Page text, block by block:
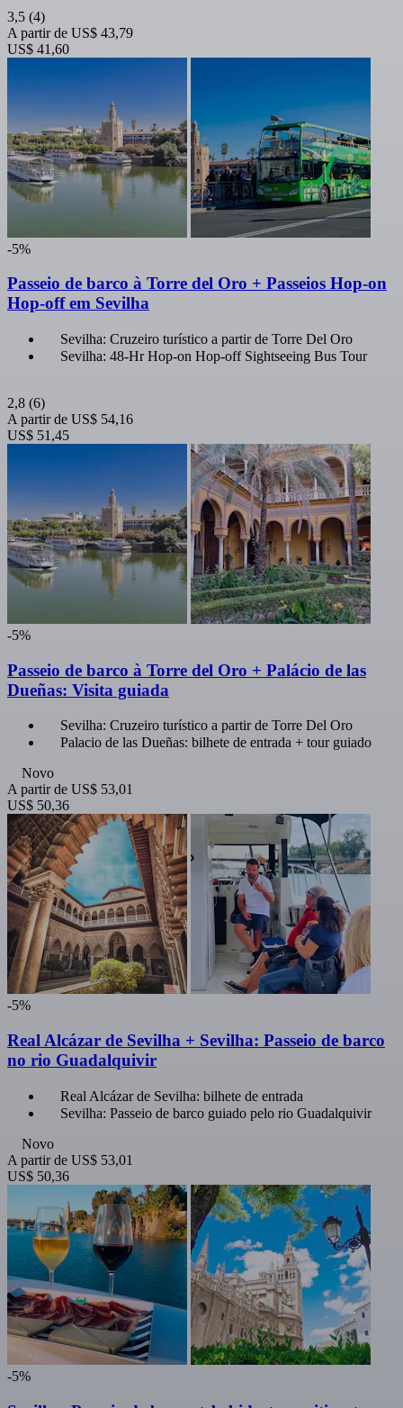
3,5 (4)
A partir de US$ 43,79
US$ 41,60
-5%
Passeio de barco à Torre del Oro + Passeios Hop-on
Hop-off em Sevilha
Sevilha: Cruzeiro turístico a partir de Torre Del Oro
Sevilha: 48-Hr Hop-on Hop-off Sightseeing Bus Tour
2,8 (6)
A partir de US$ 54,16
US$ 51,45
-5%
Passeio de barco à Torre del Oro + Palácio de las
Dueñas: Visita guiada
Sevilha: Cruzeiro turístico a partir de Torre Del Oro
Palacio de las Dueñas: bilhete de entrada + tour guiado
Novo
A partir de US$ 53,01
US$ 50,36
-5%
Real Alcázar de Sevilha + Sevilha: Passeio de barco
no rio Guadalquivir
Real Alcázar de Sevilha: bilhete de entrada
Sevilha: Passeio de barco guiado pelo rio Guadalquivir
Novo
A partir de US$ 53,01
US$ 50,36
-5%